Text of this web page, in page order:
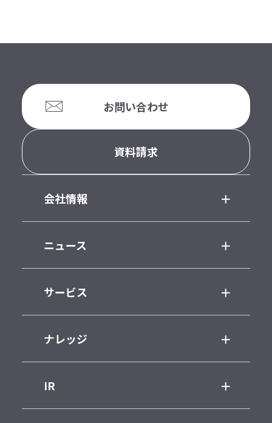
お問い合わせ
資料請求
会社情報
ニュース
サービス
ナレッジ
IR